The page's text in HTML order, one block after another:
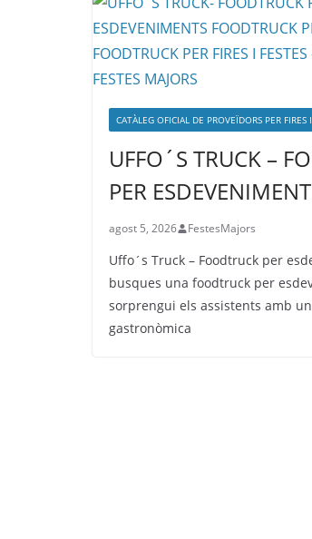
CATÀLEG OFICIAL DE PROVEÏDORS PER FIRES
UFFO´S TRUCK –
PER
agost 5, 2026 FestesMajors
Uffo´s Truck – Foodtruck per
busques una foodtruck per
sorprengui els assistents amb
gastronòmica